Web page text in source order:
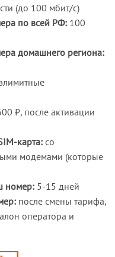
(до 100 мбит/с)
по всей РФ: 100
домашнего региона:
₽, после активации
карта: со
модемами (которые
номер: 5-15 дней
после смены тарифа,
оператора и